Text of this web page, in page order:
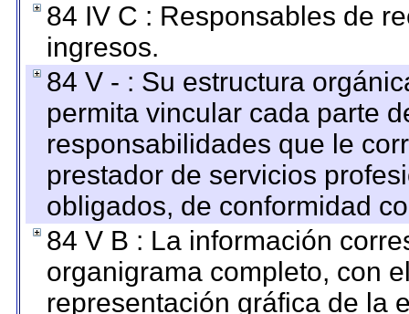
84 IV C : Responsables de
ingresos.
84 V - : Su estructura
permita vincular cada parte
responsabilidades que le
prestador de servicios
obligados, de conformidad
84 V B : La información
organigrama completo, con
representación gráfica de la